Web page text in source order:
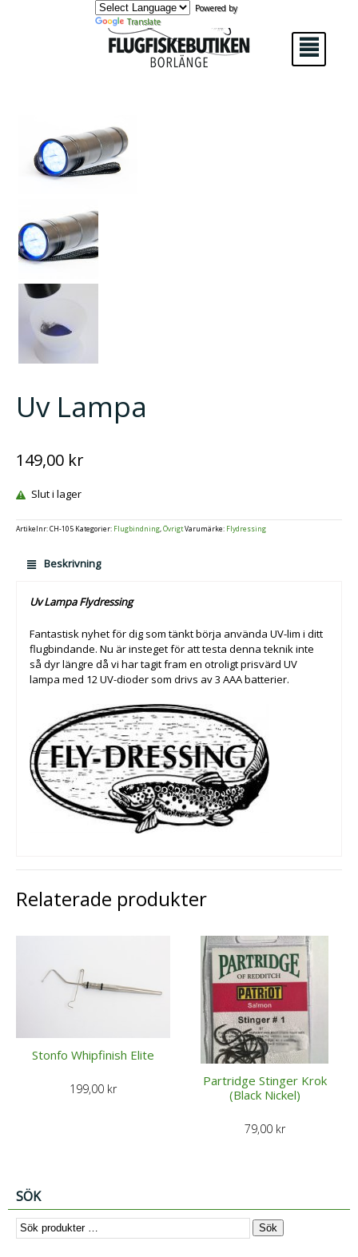
Powered by
Translate
²
Uv Lampa
149,00 kr
Slut i lager
Artikelnr:CH-105 Kategorier: Flugbindning,ÖvrigtVarumärke: Flydressing
Beskrivning
Uv Lampa Flydressing
Fantastisk nyhet för dig som tänkt börja använda UV-lim i ditt
flugbindande. Nu är insteget för att testa denna teknik inte
så dyr längre då vi har tagit fram en otroligt prisvärd UV
lampa med 12 UV-dioder som drivs av 3 AAA batterier.
Relaterade produkter
Stonfo Whipfinish Elite
199,00 kr
Partridge Stinger Krok
(Black Nickel)
79,00 kr
SÖK
Sök